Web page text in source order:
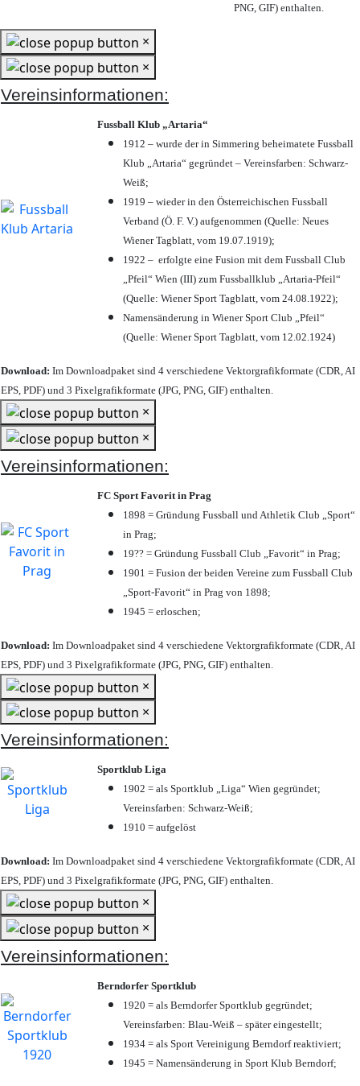
PNG, GIF) enthalten.
×
×
Vereinsinformationen:
Fussball Klub „Artaria“
1912 – wurde der in Simmering beheimatete Fussball
Klub „Artaria“ gegründet – Vereinsfarben: Schwarz-
Weiß;
1919 – wieder in den Österreichischen Fussball
Verband (Ö. F. V.) aufgenommen (Quelle: Neues
Wiener Tagblatt, vom 19.07.1919);
1922 – erfolgte eine Fusion mit dem Fussball Club
„Pfeil“ Wien (III) zum Fussballklub „Artaria-Pfeil“
(Quelle: Wiener Sport Tagblatt, vom 24.08.1922);
Namensänderung in Wiener Sport Club „Pfeil“
(Quelle: Wiener Sport Tagblatt, vom 12.02.1924)
Download: Im Downloadpaket sind 4 verschiedene Vektorgrafikformate (CDR, AI
EPS, PDF) und 3 Pixelgrafikformate (JPG, PNG, GIF) enthalten.
×
×
Vereinsinformationen:
FC Sport Favorit in Prag
1898 = Gründung Fussball und Athletik Club „Sport“
in Prag;
19?? = Gründung Fussball Club „Favorit“ in Prag;
1901 = Fusion der beiden Vereine zum Fussball Club
„Sport-Favorit“ in Prag von 1898;
1945 = erloschen;
Download: Im Downloadpaket sind 4 verschiedene Vektorgrafikformate (CDR, AI
EPS, PDF) und 3 Pixelgrafikformate (JPG, PNG, GIF) enthalten.
×
×
Vereinsinformationen:
Sportklub Liga
1902 = als Sportklub „Liga“ Wien gegründet;
Vereinsfarben: Schwarz-Weiß;
1910 = aufgelöst
Download: Im Downloadpaket sind 4 verschiedene Vektorgrafikformate (CDR, AI
EPS, PDF) und 3 Pixelgrafikformate (JPG, PNG, GIF) enthalten.
×
×
Vereinsinformationen:
Berndorfer Sportklub
1920 = als Berndorfer Sportklub gegründet;
Vereinsfarben: Blau-Weiß – später eingestellt;
1934 = als Sport Vereinigung Berndorf reaktiviert;
1945 = Namensänderung in Sport Klub Berndorf;